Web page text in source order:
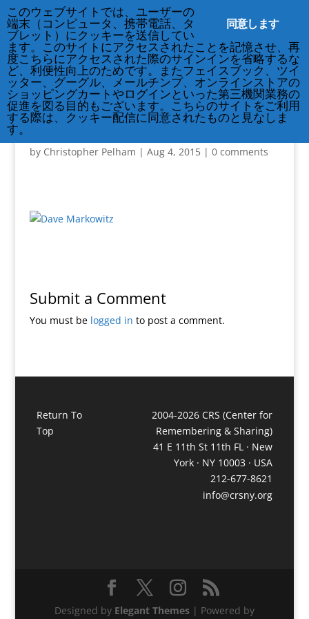
212-677-8621 info@crsny.org
Dave-Markowitz
by Christopher Pelham | Aug 4, 2015| 0 comments
Submit a Comment
You must be logged in to post a comment.
Return To
Top
2004-2026 CRS (Center for
Remembering & Sharing)
41 E 11th St 11th FL · New
York · NY 10003 · USA
212-677-8621
info@crsny.org
Designed by Elegant Themes| Powered by
同意します
このウェブサイトでは、ユーザーの
端末（コンピュータ、携帯電話、タ
ブレット）にクッキーを送信してい
ます。このサイトにアクセスされたことを記憶させ、再
度こちらにアクセスされた際のサインインを省略するな
ど、利便性向上のためです。またフェイスブック、ツイ
ッター、グーグル、メールチンプ、オンラインストアの
ショッピングカートやログインといった第三機関業務の
促進を図る目的もございます。こちらのサイトをご利用
する際は、クッキー配信に同意されたものと見なしま
す。